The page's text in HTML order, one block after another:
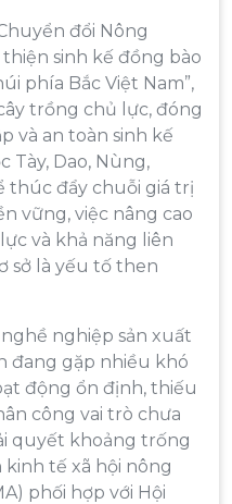
đổi Nông
sinh kế đồng bào
phía Bắc Việt Nam”,
trồng chủ lực, đóng
và an toàn sinh kế
Tày, Dao, Nùng,
thúc đẩy chuỗi giá trị
vững, việc nâng cao
và khả năng liên
sở là yếu tố then
nghiệp sản xuất
đang gặp nhiều khó
động ổn định, thiếu
công vai trò chưa
quyết khoảng trống
kinh tế xã hội nông
phối hợp với Hội